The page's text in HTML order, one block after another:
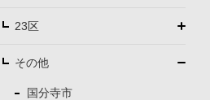
23区
その他
国分寺市